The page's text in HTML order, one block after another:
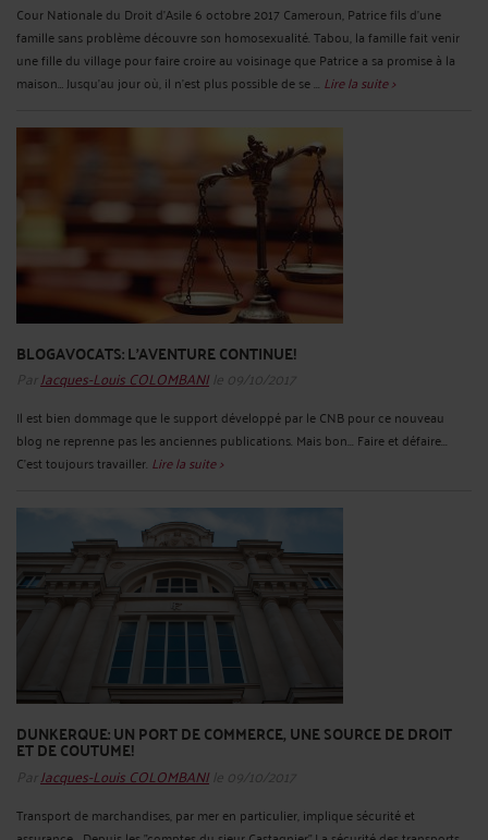
Cour Nationale du Droit d'Asile 6 octobre 2017 Cameroun, Patrice fils d'une
famille sans problème découvre son homosexualité. Tabou, la famille fait venir
une fille du village pour faire croire au voisinage que Patrice a sa promise à la
maison… Jusqu’au jour où, il n’est plus possible de se ... Lire la suite >
BLOGAVOCATS: L'AVENTURE CONTINUE!
Par Jacques-Louis COLOMBANI le 09/10/2017
Il est bien dommage que le support développé par le CNB pour ce nouveau
blog ne reprenne pas les anciennes publications. Mais bon... Faire et défaire...
C'est toujours travailler. Lire la suite >
DUNKERQUE: UN PORT DE COMMERCE, UNE SOURCE DE DROIT
ET DE COUTUME!
Par Jacques-Louis COLOMBANI le 09/10/2017
Transport de marchandises, par mer en particulier, implique sécurité et